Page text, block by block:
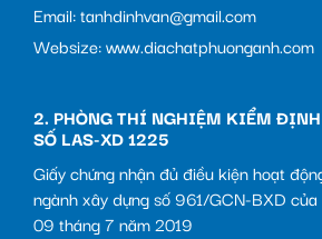
Email: tanhdinhvan@gmail.com
Websize: www.diachatphuonganh.com
2. PHÒNG THÍ NGHIỆM KIỂM ĐỊNH
SỐ LAS-XD 1225
Giấy chứng nhận đủ điều kiện hoạt
ngành xây dựng số 961/GCN-BXD
09 tháng 7 năm 2019